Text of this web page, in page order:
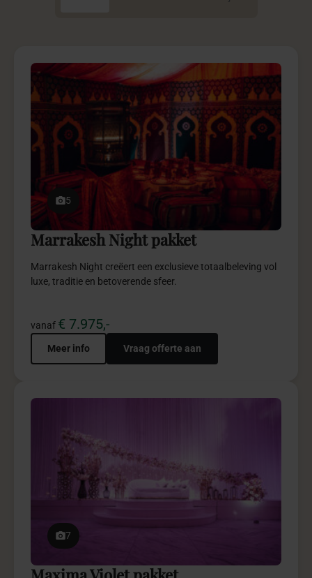
7
Maxima Violet pakket
Maxima Violet brengt luxe, romantiek en wedding
grandeur samen in een trouwbeleving.
Meer info Vraag offerte aan
Royal Blue pakket
Royal Blue combineert rust, luxe en warmte in een
elegante setting vol verfijning.